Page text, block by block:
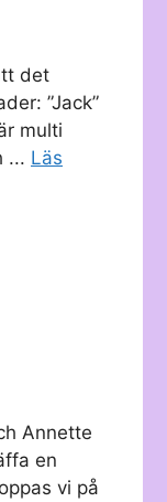
det
”Jack”
multi
... Läs
Annette
en
vi på